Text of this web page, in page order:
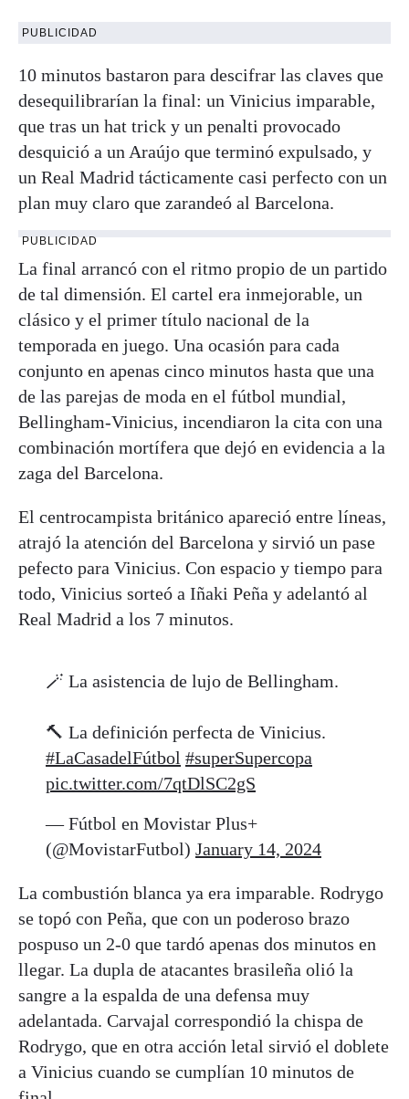
PUBLICIDAD
10 minutos bastaron para descifrar las claves que
desequilibrarían la final: un Vinicius imparable,
que tras un hat trick y un penalti provocado
desquició a un Araújo que terminó expulsado, y
un Real Madrid tácticamente casi perfecto con un
plan muy claro que zarandeó al Barcelona.
PUBLICIDAD
La final arrancó con el ritmo propio de un partido
de tal dimensión. El cartel era inmejorable, un
clásico y el primer título nacional de la
temporada en juego. Una ocasión para cada
conjunto en apenas cinco minutos hasta que una
de las parejas de moda en el fútbol mundial,
Bellingham-Vinicius, incendiaron la cita con una
combinación mortífera que dejó en evidencia a la
zaga del Barcelona.
El centrocampista británico apareció entre líneas,
atrajó la atención del Barcelona y sirvió un pase
pefecto para Vinicius. Con espacio y tiempo para
todo, Vinicius sorteó a Iñaki Peña y adelantó al
Real Madrid a los 7 minutos.
🪄 La asistencia de lujo de Bellingham.
🔨 La definición perfecta de Vinicius.
#LaCasadelFútbol #superSupercopa
pic.twitter.com/7qtDlSC2gS
— Fútbol en Movistar Plus+
(@MovistarFutbol) January 14, 2024
La combustión blanca ya era imparable. Rodrygo
se topó con Peña, que con un poderoso brazo
pospuso un 2-0 que tardó apenas dos minutos en
llegar. La dupla de atacantes brasileña olió la
sangre a la espalda de una defensa muy
adelantada. Carvajal correspondió la chispa de
Rodrygo, que en otra acción letal sirvió el doblete
a Vinicius cuando se cumplían 10 minutos de